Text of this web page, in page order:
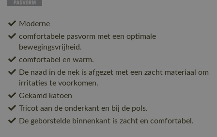
Moderne
comfortabele pasvorm met een optimale
bewegingsvrijheid.
comfortabel en warm.
De naad in de nek is afgezet met een zacht materiaal om
irritaties te voorkomen.
Gekamd katoen
Tricot aan de onderkant en bij de pols.
De geborstelde binnenkant is zacht en comfortabel.